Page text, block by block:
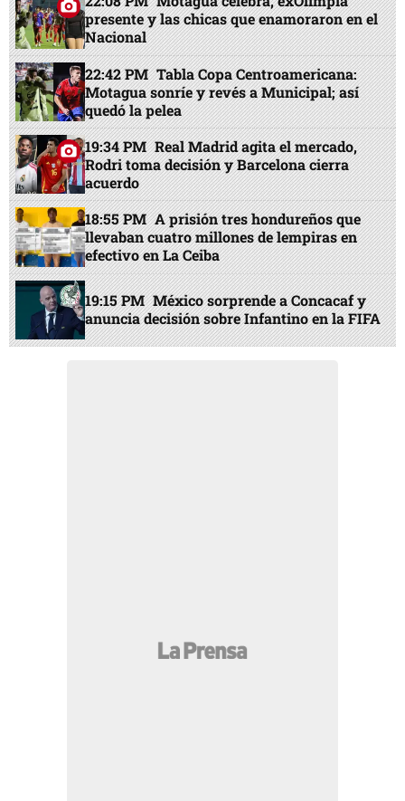
presente y las chicas que enamoraron en el
Nacional
22:42 PM Tabla Copa Centroamericana:
Motagua sonríe y revés a Municipal; así
quedó la pelea
19:34 PM Real Madrid agita el mercado,
Rodri toma decisión y Barcelona cierra
acuerdo
18:55 PM A prisión tres hondureños que
llevaban cuatro millones de lempiras en
efectivo en La Ceiba
19:15 PM México sorprende a Concacaf y
anuncia decisión sobre Infantino en la FIFA